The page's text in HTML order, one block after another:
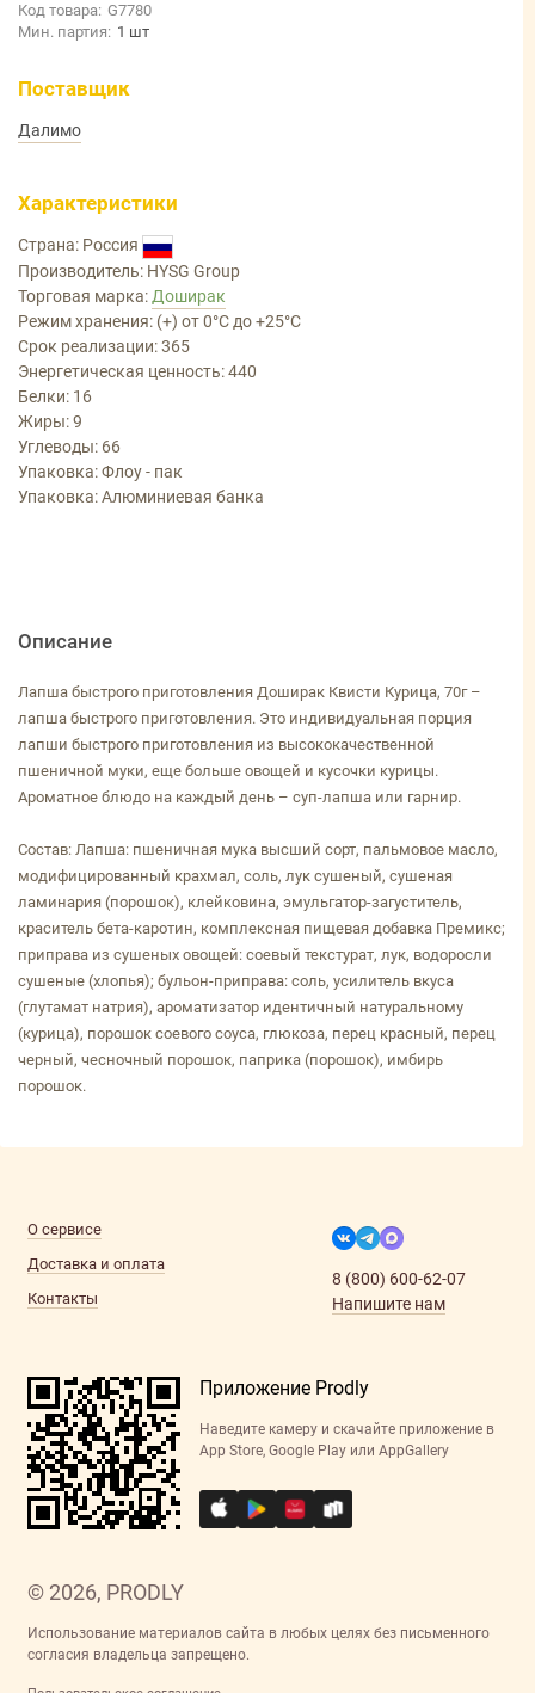
Код товара: G7780
Мин. партия: 1 шт
Поставщик
Далимо
Характеристики
Страна: Россия
Производитель: HYSG Group
Торговая марка: Доширак
Режим хранения: (+) от 0°С до +25°С
Срок реализации: 365
Энергетическая ценность: 440
Белки: 16
Жиры: 9
Углеводы: 66
Упаковка: Флоу - пак
Упаковка: Алюминиевая банка
Описание
Лапша быстрого приготовления Доширак Квисти Курица, 70г –
лапша быстрого приготовления. Это индивидуальная порция
лапши быстрого приготовления из высококачественной
пшеничной муки, еще больше овощей и кусочки курицы.
Ароматное блюдо на каждый день – суп-лапша или гарнир.
Состав: Лапша: пшеничная мука высший сорт, пальмовое масло,
модифицированный крахмал, соль, лук сушеный, сушеная
ламинария (порошок), клейковина, эмульгатор-загуститель,
краситель бета-каротин, комплексная пищевая добавка Премикс;
приправа из сушеных овощей: соевый текстурат, лук, водоросли
сушеные (хлопья); бульон-приправа: соль, усилитель вкуса
(глутамат натрия), ароматизатор идентичный натуральному
(курица), порошок соевого соуса, глюкоза, перец красный, перец
черный, чесночный порошок, паприка (порошок), имбирь
порошок.
© 2026, PRODLY
Использование материалов сайта в любых целях без письменного
согласия владельца запрещено.
О сервисе
Доставка и оплата
Контакты
8 (800) 600-62-07
Напишите нам
Приложение Prodly
Наведите камеру и скачайте приложение в
App Store, Google Play или AppGallery